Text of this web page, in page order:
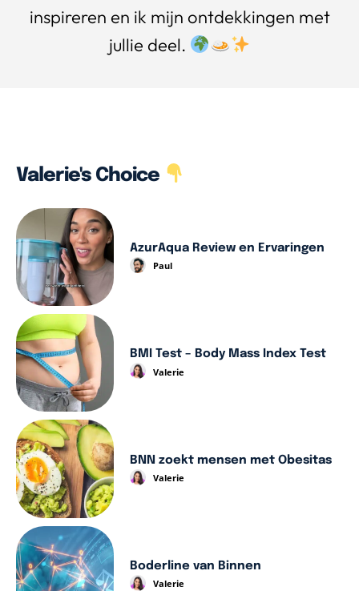
inspireren en ik mijn ontdekkingen met
jullie deel.
Valerie's Choice
AzurAqua Review en Ervaringen
Paul
BMI Test – Body Mass Index Test
Valerie
BNN zoekt mensen met Obesitas
Valerie
Boderline van Binnen
Valerie